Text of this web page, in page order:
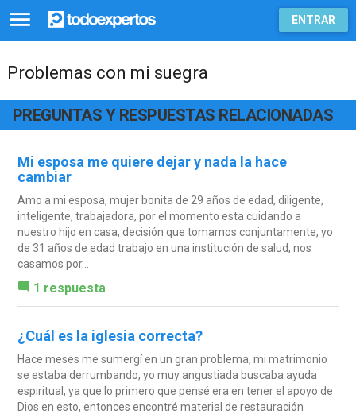
ENTRAR
Problemas con mi suegra
PREGUNTAS Y RESPUESTAS RELACIONADAS
Mi esposa me quiere dejar y nada la hace
cambiar
Amo a mi esposa, mujer bonita de 29 años de edad, diligente,
inteligente, trabajadora, por el momento esta cuidando a
nuestro hijo en casa, decisión que tomamos conjuntamente, yo
de 31 años de edad trabajo en una institución de salud, nos
casamos por...
1 respuesta
¿Cuál es la iglesia correcta?
Hace meses me sumergí en un gran problema, mi matrimonio
se estaba derrumbando, yo muy angustiada buscaba ayuda
espiritual, ya que lo primero que pensé era en tener el apoyo de
Dios en esto, entonces encontré material de restauración